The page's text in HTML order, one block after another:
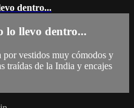
dentro...
lo llevo dentro...
por vestidos muy cómodos y
traídas de la India y encajes